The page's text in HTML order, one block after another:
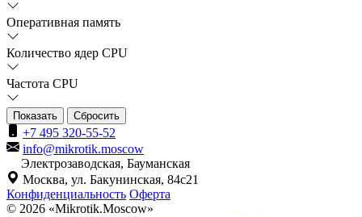
Оперативная память
Количество ядер CPU
Частота CPU
Сбросить
+7 495 320-55-52
info@mikrotik.moscow
Электрозаводская, Бауманская
Москва, ул. Бакунинская, 84с21
Конфиденциальность Оферта
© 2026 «Mikrotik.Moscow»